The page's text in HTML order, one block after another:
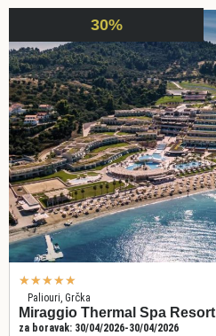
30%
★★★★★
Paliouri, Grčka
Miraggio Thermal Spa Resort
za boravak: 30/04/2026-30/04/2026